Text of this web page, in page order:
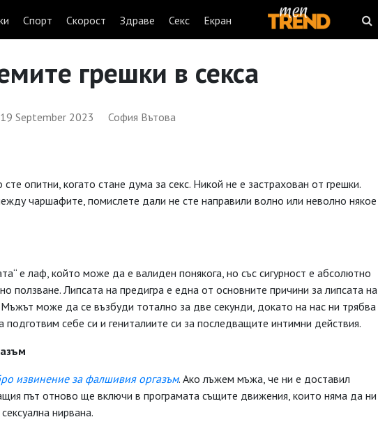
Спорт Скорост Здраве Секс Екран
грешки в секса
19 September 2023 София Вътова
опитни, когато стане дума за секс. Никой не е застрахован от грешки.
чаршафите, помислете дали не сте направили волно или неволно някое
е лаф, който може да е валиден понякога, но със сигурност е абсолютно
ползване. Липсата на предигра е една от основните причини за липсата на
може да се възбуди тотално за две секунди, докато на нас ни трябва
подготвим себе си и гениталиите си за последващите интимни действия.
извинение за фалшивия оргазъм. Ако лъжем мъжа, че ни е доставил
път отново ще включи в програмата същите движения, които няма да ни
нирвана.